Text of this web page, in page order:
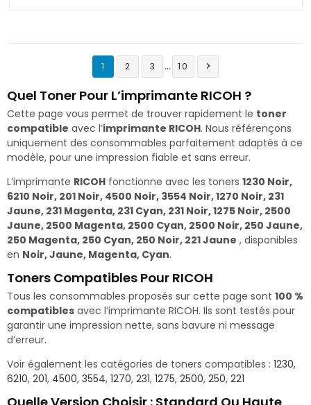
1 2 3 … 10 
Quel Toner Pour L’imprimante RICOH ?
Cette page vous permet de trouver rapidement le toner
compatible avec l’imprimante RICOH. Nous référençons
uniquement des consommables parfaitement adaptés à ce
modèle, pour une impression fiable et sans erreur.
L’imprimante RICOH fonctionne avec les toners 1230 Noir,
6210 Noir, 201 Noir, 4500 Noir, 3554 Noir, 1270 Noir, 231
Jaune, 231 Magenta, 231 Cyan, 231 Noir, 1275 Noir, 2500
Jaune, 2500 Magenta, 2500 Cyan, 2500 Noir, 250 Jaune,
250 Magenta, 250 Cyan, 250 Noir, 221 Jaune , disponibles
en Noir, Jaune, Magenta, Cyan.
Toners Compatibles Pour RICOH
Tous les consommables proposés sur cette page sont 100 %
compatibles avec l’imprimante RICOH. Ils sont testés pour
garantir une impression nette, sans bavure ni message
d’erreur.
Voir également les catégories de toners compatibles : 1230,
6210, 201, 4500, 3554, 1270, 231, 1275, 2500, 250, 221